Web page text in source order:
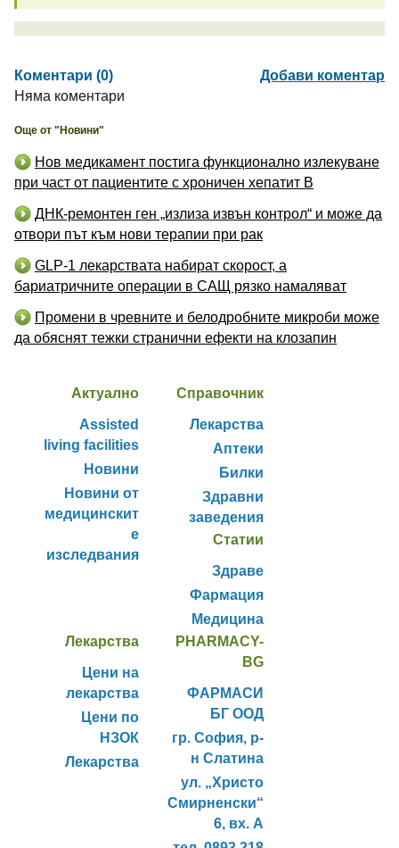
Коментари (0)
Добави коментар
Няма коментари
Още от "Новини"
Нов медикамент постига функционално излекуване
при част от пациентите с хроничен хепатит B
ДНК-ремонтен ген „излиза извън контрол“ и може да
отвори път към нови терапии при рак
GLP-1 лекарствата набират скорост, а
бариатричните операции в САЩ рязко намаляват
Промени в чревните и белодробните микроби може
да обяснят тежки странични ефекти на клозапин
Актуално
Assisted
living facilities
Новини
Новини от
медицинскит
е
изследвания
Справочник
Лекарства
Аптеки
Билки
Здравни
заведения
Статии
Здраве
Фармация
Медицина
Лекарства
Цени на
лекарства
Цени по
НЗОК
Лекарства
PHARMACY-
BG
ФАРМАСИ
БГ ООД
гр. София, р-
н Слатина
ул. „Христо
Смирненски“
6, вх. А